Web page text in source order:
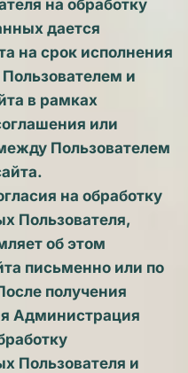
на обработку
дается
на срок исполнения
и
в рамках
или
Пользователем
на обработку
Пользователя,
об этом
письменно или по
получения
Администрация
Пользователя и